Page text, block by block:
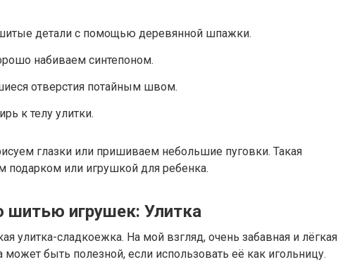
детали с помощью деревянной шпажки.
набиваем синтепоном.
отверстия потайным швом.
к телу улитки.
глазки или пришиваем небольшие пуговки. Такая
подарком или игрушкой для ребенка.
шитью игрушек: Улитка
улитка-сладкоежка. На мой взгляд, очень забавная и лёгкая
может быть полезной, если использовать её как игольницу.